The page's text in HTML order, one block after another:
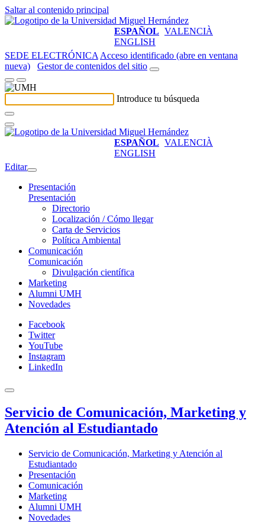
Saltar al contenido principal
ESPAÑOL VALENCIÀ
ENGLISH
SEDE ELECTRÓNICA Acceso identificado (abre en ventana
nueva)
Gestor de contenidos del sitio
Introduce tu búsqueda
ESPAÑOL VALENCIÀ
ENGLISH
Editar
Presentación
Presentación
Directorio
Localización / Cómo llegar
Carta de Servicios
Política Ambiental
Comunicación
Comunicación
Divulgación científica
Marketing
Alumni UMH
Novedades
Facebook
Twitter
YouTube
Instagram
LinkedIn
Servicio de Comunicación, Marketing y
Atención al Estudiantado
Servicio de Comunicación, Marketing y Atención al
Estudiantado
Presentación
Comunicación
Marketing
Alumni UMH
Novedades